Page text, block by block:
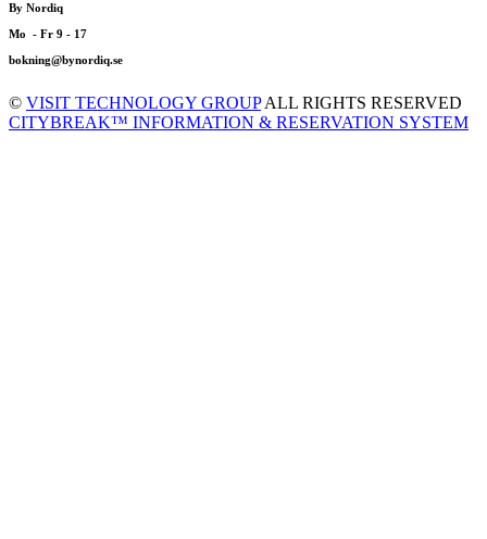
By Nordiq
Mo - Fr 9 - 17
bokning@bynordiq.se
© VISIT TECHNOLOGY GROUPALL RIGHTS RESERVED
CITYBREAK™ INFORMATION & RESERVATION SYSTEM